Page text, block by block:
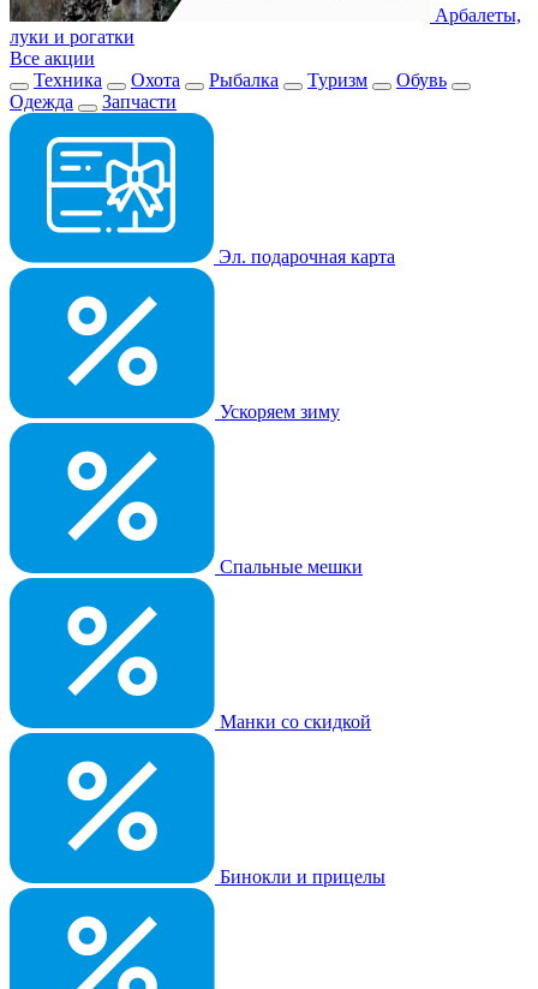
Арбалеты,
луки и рогатки
Все акции
Техника
Охота Рыбалка Туризм
Обувь
Одежда
Запчасти
Эл. подарочная карта
Ускоряем зиму
Спальные мешки
Манки со скидкой
Бинокли и прицелы